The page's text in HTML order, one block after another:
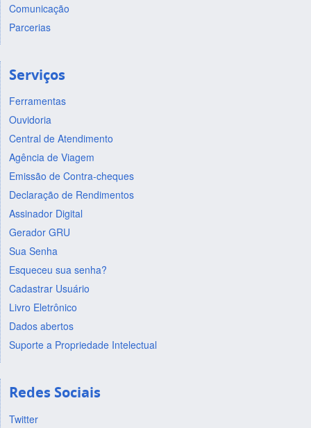
Comunicação
Parcerias
Serviços
Ferramentas
Ouvidoria
Central de Atendimento
Agência de Viagem
Emissão de Contra-cheques
Declaração de Rendimentos
Assinador Digital
Gerador GRU
Sua Senha
Esqueceu sua senha?
Cadastrar Usuário
Livro Eletrônico
Dados abertos
Suporte a Propriedade Intelectual
Redes Sociais
Twitter